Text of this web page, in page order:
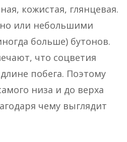
кожистая, глянцевая.
или небольшими
больше) бутонов.
что соцветия
побега. Поэтому
низа и до верха
чему выглядит